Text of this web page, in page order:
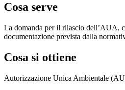
Cosa serve
La domanda per il rilascio dell’AUA,
documentazione prevista dalla
Cosa si ottiene
Autorizzazione Unica Ambientale